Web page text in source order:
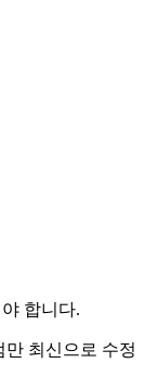
합니다.
최신으로 수정